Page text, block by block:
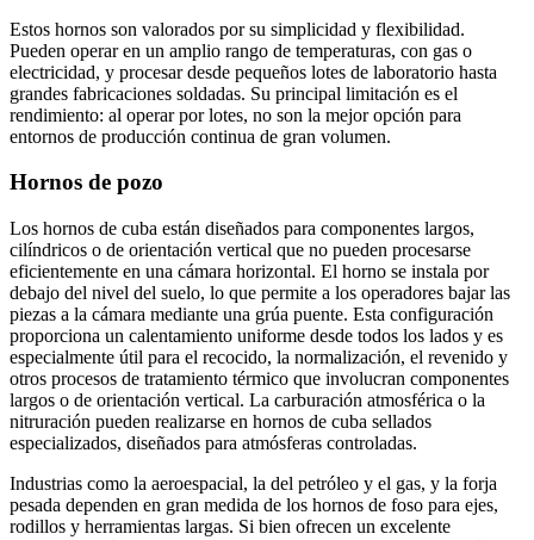
Estos hornos son valorados por su simplicidad y flexibilidad.
Pueden operar en un amplio rango de temperaturas, con gas o
electricidad, y procesar desde pequeños lotes de laboratorio hasta
grandes fabricaciones soldadas. Su principal limitación es el
rendimiento: al operar por lotes, no son la mejor opción para
entornos de producción continua de gran volumen.
Hornos de pozo
Los hornos de cuba están diseñados para componentes largos,
cilíndricos o de orientación vertical que no pueden procesarse
eficientemente en una cámara horizontal. El horno se instala por
debajo del nivel del suelo, lo que permite a los operadores bajar las
piezas a la cámara mediante una grúa puente. Esta configuración
proporciona un calentamiento uniforme desde todos los lados y es
especialmente útil para el recocido, la normalización, el revenido y
otros procesos de tratamiento térmico que involucran componentes
largos o de orientación vertical. La carburación atmosférica o la
nitruración pueden realizarse en hornos de cuba sellados
especializados, diseñados para atmósferas controladas.
Industrias como la aeroespacial, la del petróleo y el gas, y la forja
pesada dependen en gran medida de los hornos de foso para ejes,
rodillos y herramientas largas. Si bien ofrecen un excelente